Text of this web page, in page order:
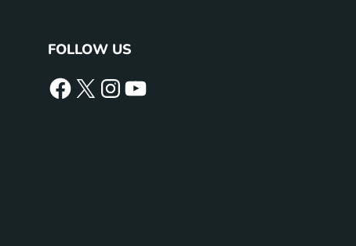
FOLLOW US